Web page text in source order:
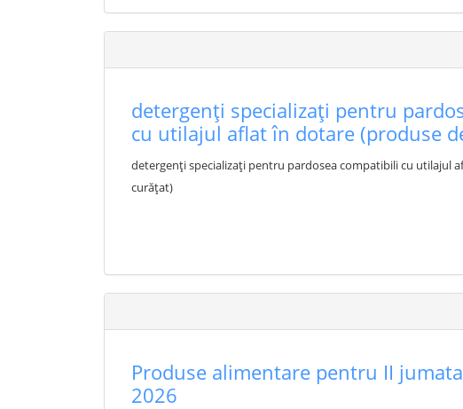
detergenți specializați pentru
cu utilajul aflat în dotare (produse
detergenți specializați pentru pardosea compatibili cu utilajul
curățat)
Produse alimentare pentru II
2026